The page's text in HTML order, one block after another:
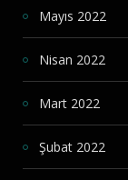
Mayıs 2022
Nisan 2022
Mart 2022
Şubat 2022